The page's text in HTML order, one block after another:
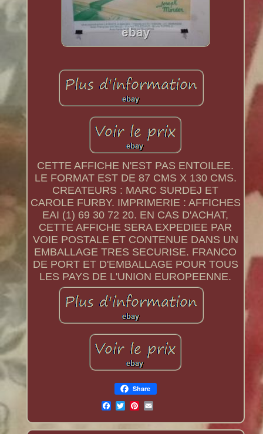
CETTE AFFICHE N'EST PAS ENTOILEE.
LE FORMAT EST DE 87 CMS X 130 CMS.
CREATEURS : MARC SURDEJ ET
CAROLE FURBY. IMPRIMERIE : AFFICHES
EAI (1) 69 30 72 20. EN CAS D'ACHAT,
CETTE AFFICHE SERA EXPEDIEE PAR
VOIE POSTALE ET CONTENUE DANS UN
EMBALLAGE TRES SECURISE. FRANCO
DE PORT ET D'EMBALLAGE POUR TOUS
LES PAYS DE L'UNION EUROPEENNE.
Share